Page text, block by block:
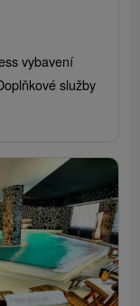
vybavení
služby